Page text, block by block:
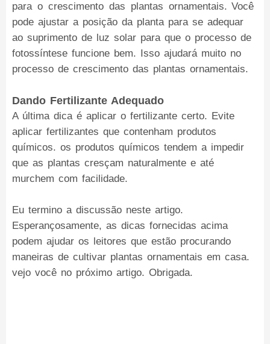
para o crescimento das plantas ornamentais. Você
pode ajustar a posição da planta para se adequar
ao suprimento de luz solar para que o processo de
fotossíntese funcione bem. Isso ajudará muito no
processo de crescimento das plantas ornamentais.
Dando Fertilizante Adequado
A última dica é aplicar o fertilizante certo. Evite
aplicar fertilizantes que contenham produtos
químicos. os produtos químicos tendem a impedir
que as plantas cresçam naturalmente e até
murchem com facilidade.
Eu termino a discussão neste artigo.
Esperançosamente, as dicas fornecidas acima
podem ajudar os leitores que estão procurando
maneiras de cultivar plantas ornamentais em casa.
vejo você no próximo artigo. Obrigada.